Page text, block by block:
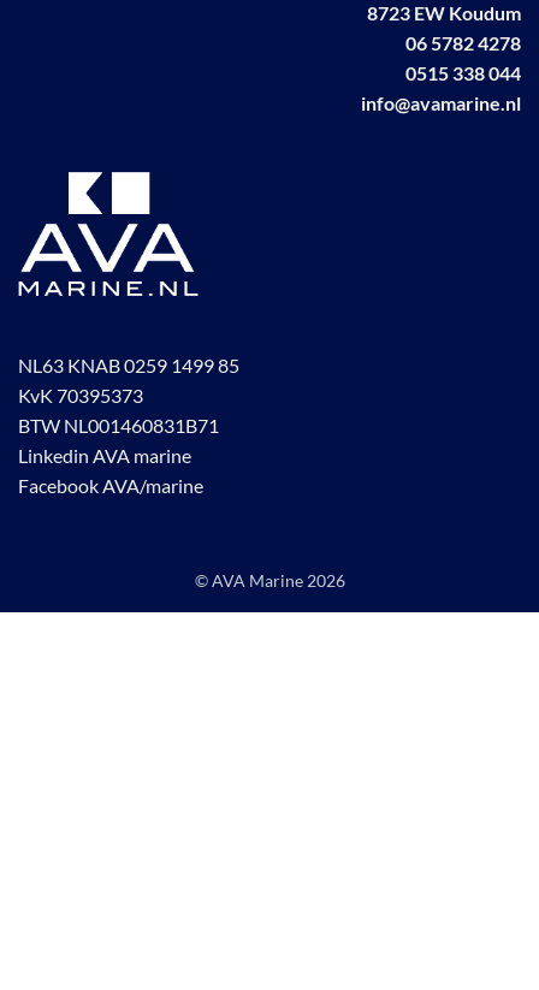
8723 EW Koudum
06 5782 4278
0515 338 044
info@avamarine.nl
NL63 KNAB 0259 1499 85
KvK 70395373
BTW NL001460831B71
Linkedin AVA marine
Facebook AVA/marine
© AVA Marine 2026